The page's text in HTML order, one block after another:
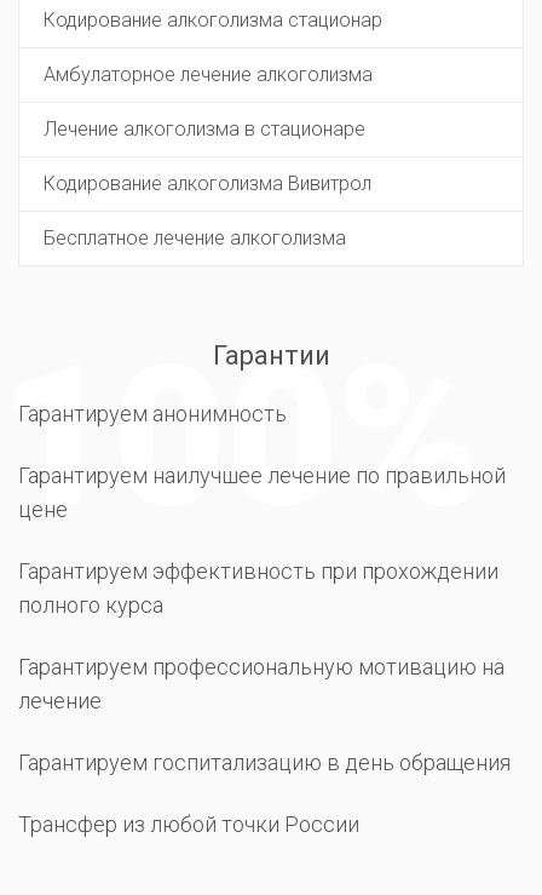
Кодирование алкоголизма стационар
Амбулаторное лечение алкоголизма
Лечение алкоголизма в стационаре
Кодирование алкоголизма Вивитрол
Бесплатное лечение алкоголизма
Гарантии
Гарантируем анонимность
Гарантируем наилучшее лечение по правильной
цене
Гарантируем эффективность при прохождении
полного курса
Гарантируем профессиональную мотивацию на
лечение
Гарантируем госпитализацию в день обращения
Трансфер из любой точки России